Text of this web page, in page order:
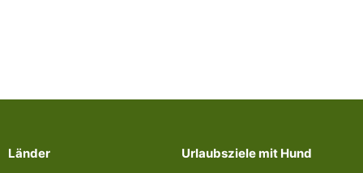
Länder Urlaubsziele mit Hund